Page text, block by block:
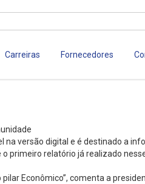
Carreiras Fornecedores
versão digital e é destinado a
primeiro relatório já realizado
Econômico”, comenta a